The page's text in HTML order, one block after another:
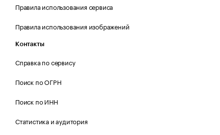
Правила использования сервиса
Правила использования изображений
Контакты
Справка по сервису
Поиск по ОГРН
Поиск по ИНН
Статистика и аудитория